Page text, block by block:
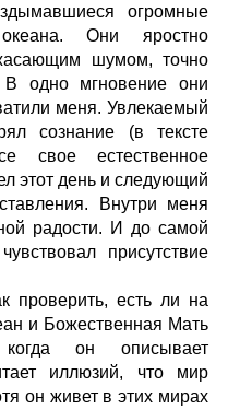
огромные
Они яростно
шумом, точно
В одно мгновение они
меня. Увлекаемый
сознание (в тексте
свое естественное
этот день и следующий
Внутри меня
радости. И до самой
присутствие
проверить, есть ли на
и Божественная Мать
когда он описывает
иллюзий, что мир
он живет в этих мирах